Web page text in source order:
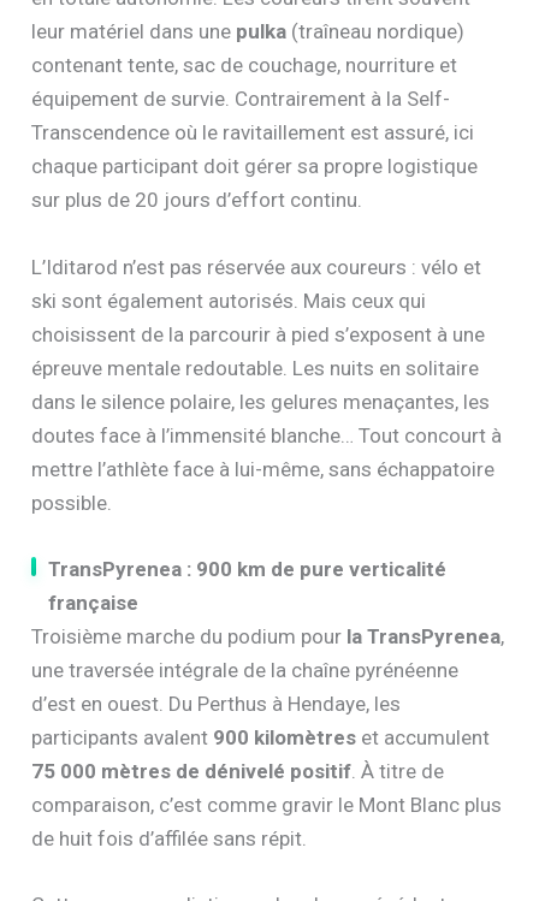
leur matériel dans une pulka (traîneau nordique)
contenant tente, sac de couchage, nourriture et
équipement de survie. Contrairement à la Self-
Transcendence où le ravitaillement est assuré, ici
chaque participant doit gérer sa propre logistique
sur plus de 20 jours d’effort continu.
L’Iditarod n’est pas réservée aux coureurs : vélo et
ski sont également autorisés. Mais ceux qui
choisissent de la parcourir à pied s’exposent à une
épreuve mentale redoutable. Les nuits en solitaire
dans le silence polaire, les gelures menaçantes, les
doutes face à l’immensité blanche… Tout concourt à
mettre l’athlète face à lui-même, sans échappatoire
possible.
TransPyrenea : 900 km de pure verticalité
française
Troisième marche du podium pour la TransPyrenea,
une traversée intégrale de la chaîne pyrénéenne
d’est en ouest. Du Perthus à Hendaye, les
participants avalent 900 kilomètres et accumulent
75 000 mètres de dénivelé positif . À titre de
comparaison, c’est comme gravir le Mont Blanc plus
de huit fois d’affilée sans répit.